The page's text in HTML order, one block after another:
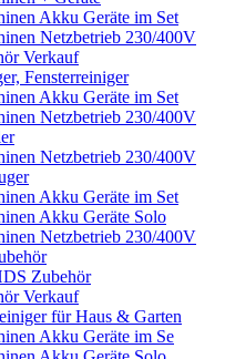
Akku Geräte im Set
Netzbetrieb 230/400V
Verkauf
Fensterreiniger
Akku Geräte im Set
Netzbetrieb 230/400V
Netzbetrieb 230/400V
Akku Geräte im Set
Akku Geräte Solo
Netzbetrieb 230/400V
Zubehör
Verkauf
für Haus & Garten
Akku Geräte im Se